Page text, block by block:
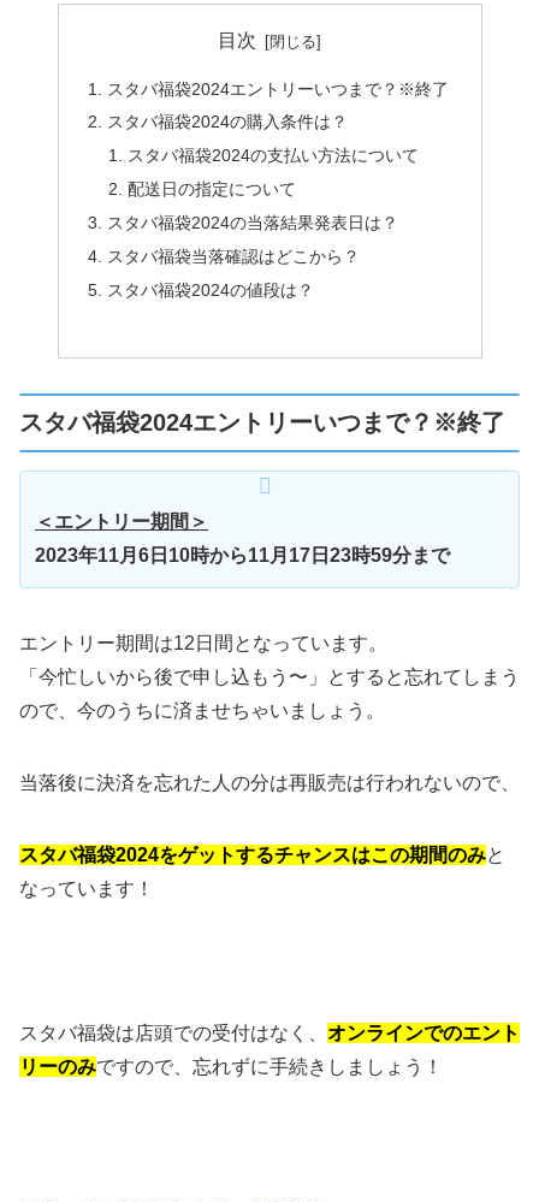
目次
スタバ福袋2024エントリーいつまで？※終了
スタバ福袋2024の購入条件は？
スタバ福袋2024の支払い方法について
配送日の指定について
スタバ福袋2024の当落結果発表日は？
スタバ福袋当落確認はどこから？
スタバ福袋2024の値段は？
スタバ福袋2024エントリーいつまで？※終了
＜エントリー期間＞
2023年11月6日10時から11月17日23時59分まで
エントリー期間は12日間となっています。
「今忙しいから後で申し込もう〜」とすると忘れてしまう
ので、今のうちに済ませちゃいましょう。
当落後に決済を忘れた人の分は再販売は行われないので、
スタバ福袋2024をゲットするチャンスはこの期間のみと
なっています！
スタバ福袋は店頭での受付はなく、 オンラインでのエント
リーのみですので、忘れずに手続きしましょう！